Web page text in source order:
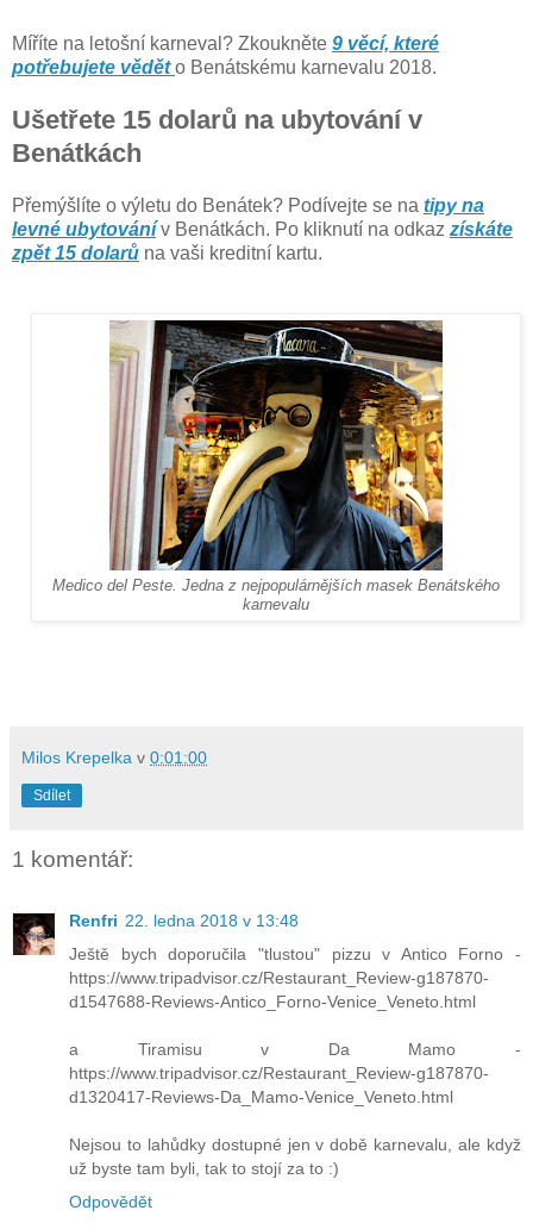
Míříte na letošní karneval? Zkoukněte 9 věcí, které
potřebujete věděto Benátskému karnevalu 2018.
Ušetřete 15 dolarů na ubytování v
Benátkách
Přemýšlíte o výletu do Benátek? Podívejte se na tipy na
levné ubytovánív Benátkách. Po kliknutí na odkaz získáte
zpět 15 dolarů na vaši kreditní kartu.
Medico del Peste. Jedna z nejpopulárnějších masek Benátského
karnevalu
Milos Krepelka v 0:01:00
Sdílet
1 komentář:
Renfri 22. ledna 2018 v 13:48
Ještě bych doporučila "tlustou" pizzu v Antico Forno -
https://www.tripadvisor.cz/Restaurant_Review-g187870-
d1547688-Reviews-Antico_Forno-Venice_Veneto.html
a Tiramisu v Da Mamo -
https://www.tripadvisor.cz/Restaurant_Review-g187870-
d1320417-Reviews-Da_Mamo-Venice_Veneto.html
Nejsou to lahůdky dostupné jen v době karnevalu, ale když
už byste tam byli, tak to stojí za to :)
Odpovědět